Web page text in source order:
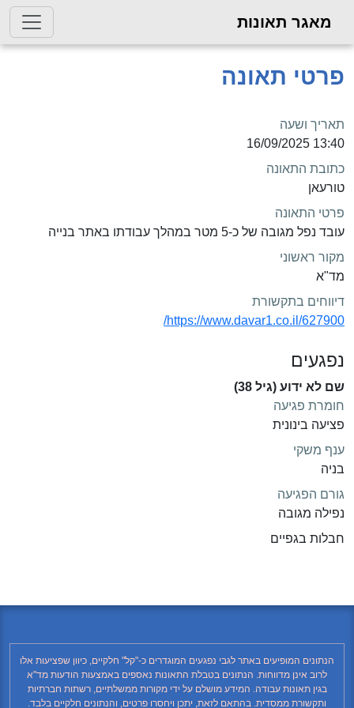
מאגר תאונות
פרטי תאונה
תאריך ושעה
13:40 16/09/2025
כתובת התאונה
טורעאן
פרטי התאונה
עובד נפל מגובה של כ-5 מטר במהלך עבודתו באתר בנייה
מקור ראשוני
מד"א
דיווחים בתקשורת
https://www.davar1.co.il/627900/
נפגעים
שם לא ידוע (גיל 38)
חומרת פגיעה
פציעה בינונית
ענף משקי
בניה
גורם הפגיעה
נפילה מגובה
חבלות בגפיים
הנתונים המופיעים באתר לגבי נפגעים המוגדרים כ-"קל" חלקיים, כיוון שפציעות אלו
לרוב אינן מדווחות. הנתונים בטבלת התאונות נאספים באמצעות הודעות מד"א
בגין תאונות עבודה. המידע מושלם על ידי מקורות ממשלתיים, רשתות חברתיות
ותקשורת ממסדית. בהתאם לזאת, יתכן ויחסרו פרטים, והנתונים חלקיים בלבד.